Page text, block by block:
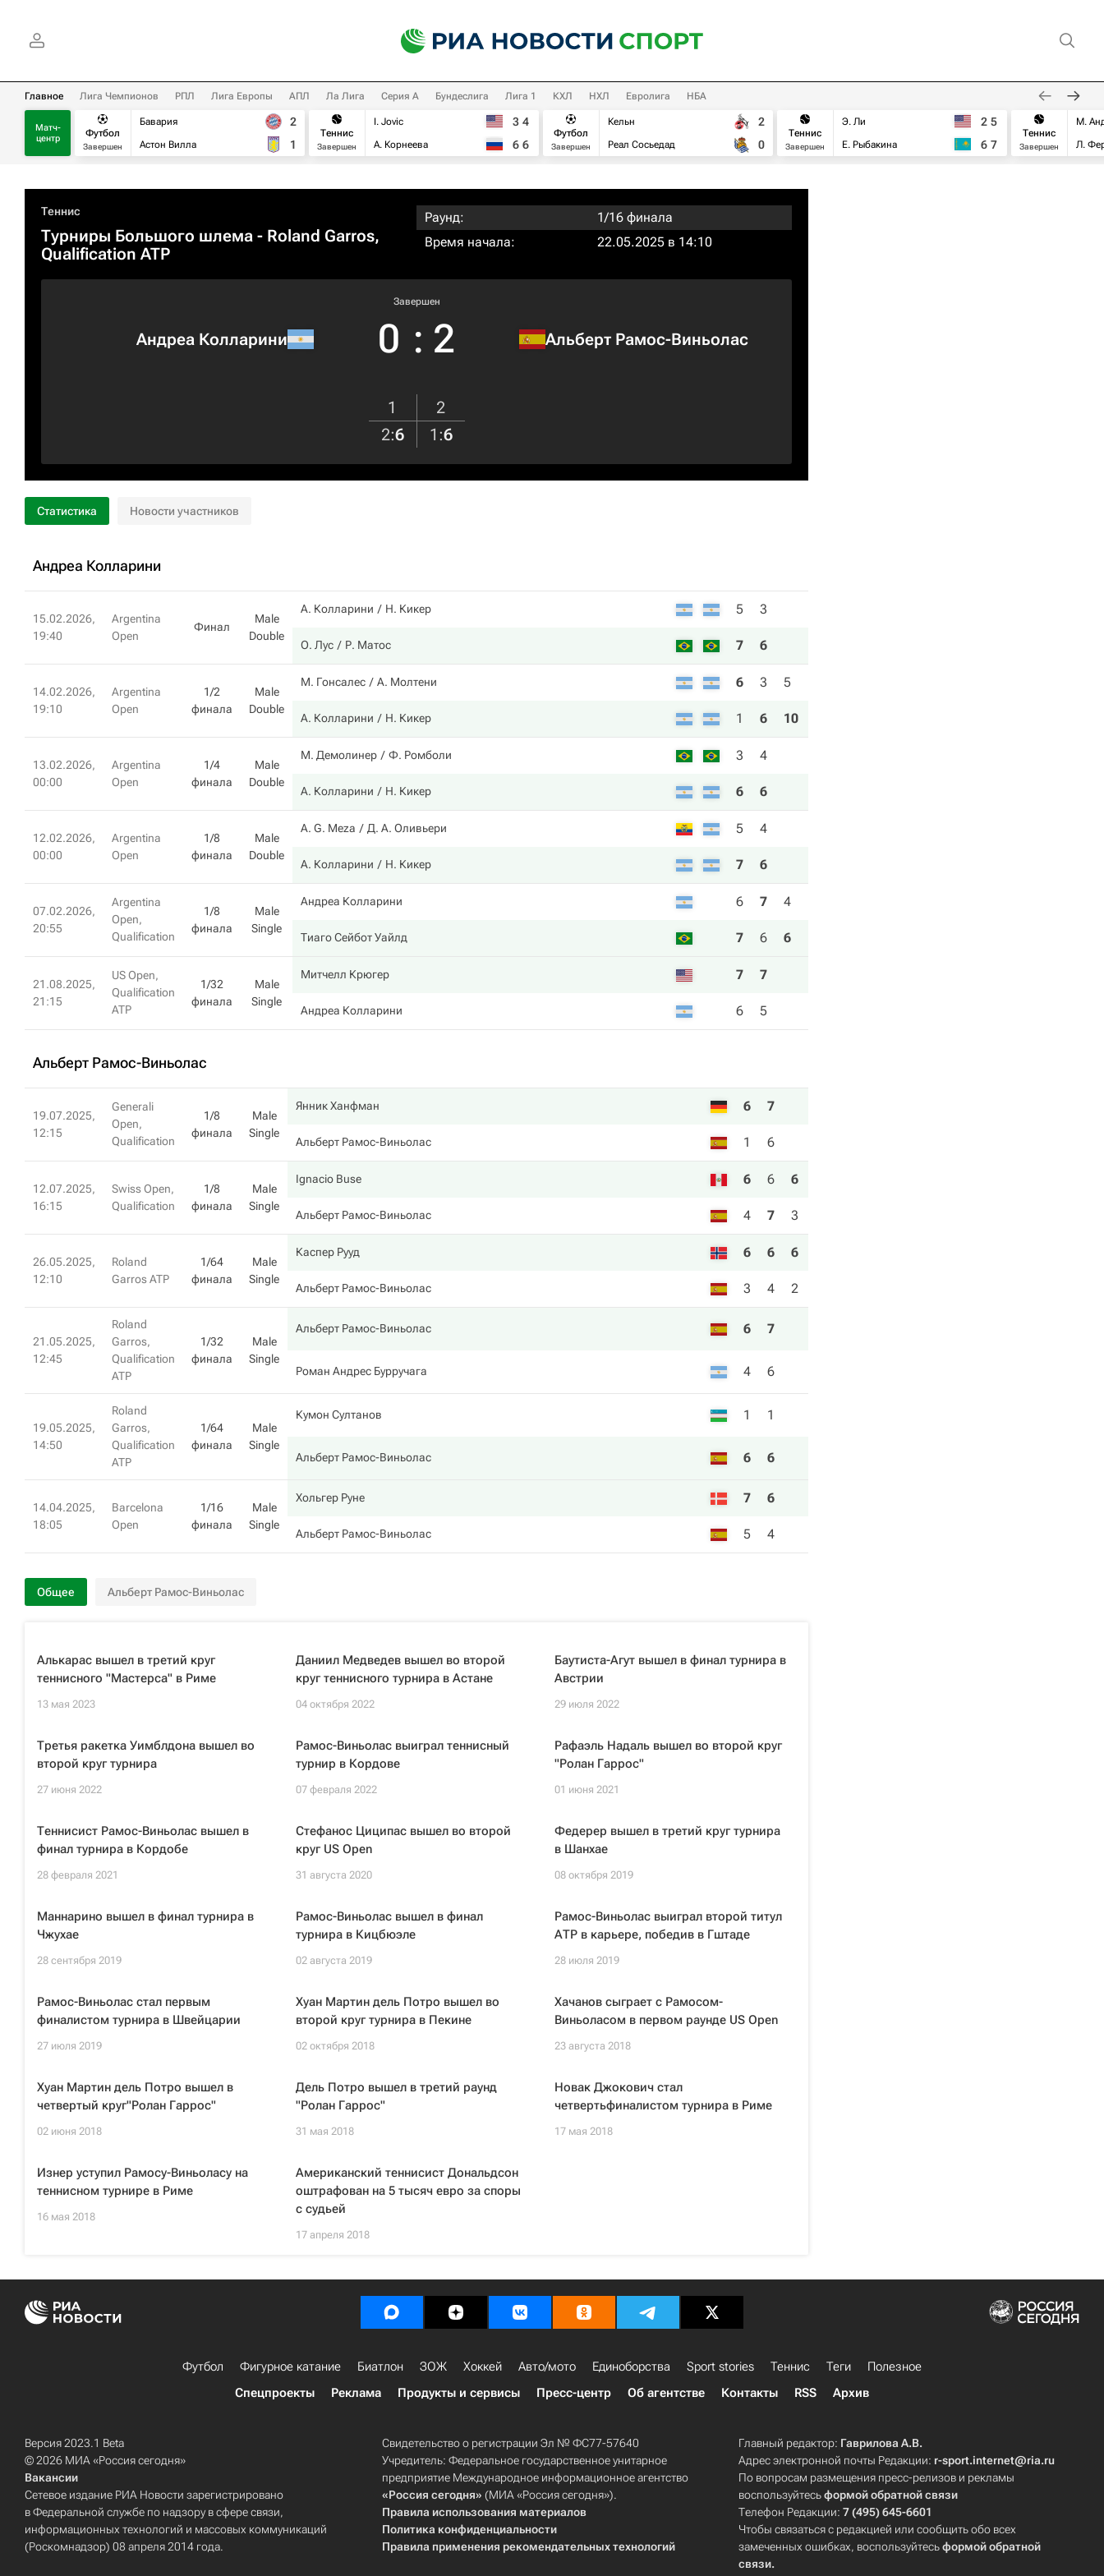
Главное Лига Чемпионов РПЛ Лига Европы АПЛ Ла Лига Серия А Бундеслига Лига 1 КХЛ НХЛ Евролига НБА
Матч-
центр
Футбол
Завершен
Бавария
Астон Вилла
2
1
Теннис
Завершен
I. Jovic
А. Корнеева
3 4
6 6
Футбол
Завершен
Кельн
Реал Сосьедад
2
0
Теннис
Завершен
Э. Ли
Е. Рыбакина
2 5
6 7
Теннис
Завершен
М.
Л.
Теннис
Турниры Большого шлема - Roland Garros,
Qualification ATP
Раунд:
1/16 финала
Время начала:
22.05.2025 в 14:10
Андреа Колларини
Завершен
0 : 2 Альберт Рамос-Виньолас
1
2
2:6 1 :6
Статистика Новости участников
Андреа Колларини
15.02.2026,
19:40
Argentina
Open
Финал
Male
Double
А. Колларини Н. Кикер 5 3
О. Лус Р. Матос 7 6
14.02.2026,
19:10
Argentina
Open
1/2
финала
Male
Double
М. Гонсалес А. Молтени 6 3 5
А. Колларини Н. Кикер 1 6 10
13.02.2026,
00:00
Argentina
Open
1/4
финала
Male
Double
М. Демолинер Ф. Ромболи 3 4
А. Колларини Н. Кикер 6 6
12.02.2026,
00:00
Argentina
Open
1/8
финала
Male
Double
A. G. Meza Д. А. Оливьери 5 4
А. Колларини Н. Кикер 7 6
07.02.2026,
20:55
Argentina
Open,
Qualification
1/8
финала
Male
Single
Андреа Колларини 6 7 4
Тиаго Сейбот Уайлд 7 6 6
21.08.2025,
21:15
US Open,
Qualification
ATP
1/32
финала
Male
Single
Митчелл Крюгер 7 7
Андреа Колларини 6 5
Альберт Рамос-Виньолас
19.07.2025,
12:15
Generali
Open,
Qualification
1/8
финала
Male
Single
Янник Ханфман 6 7
Альберт Рамос-Виньолас 1 6
12.07.2025,
16:15
Swiss Open,
Qualification
1/8
финала
Male
Single
Ignacio Buse 6 6 6
Альберт Рамос-Виньолас 4 7 3
26.05.2025,
12:10
Roland
Garros ATP
1/64
финала
Male
Single
Каспер Рууд 6 6 6
Альберт Рамос-Виньолас 3 4 2
21.05.2025,
12:45
Roland
Garros,
Qualification
ATP
1/32
финала
Male
Single
Альберт Рамос-Виньолас 6 7
Роман Андрес Бурручага 4 6
19.05.2025,
14:50
Roland
Garros,
Qualification
ATP
1/64
финала
Male
Single
Кумон Султанов 1 1
Альберт Рамос-Виньолас 6 6
14.04.2025,
18:05
Barcelona
Open
1/16
финала
Male
Single
Хольгер Руне 7 6
Альберт Рамос-Виньолас 5 4
Общее Альберт Рамос-Виньолас
Алькарас вышел в третий круг
теннисного "Мастерса" в Риме
13 мая 2023
Даниил Медведев вышел во второй
круг теннисного турнира в Астане
04 октября 2022
Баутиста-Агут вышел в финал турнира в
Австрии
29 июля 2022
Третья ракетка Уимблдона вышел во
второй круг турнира
27 июня 2022
Рамос-Виньолас выиграл теннисный
турнир в Кордове
07 февраля 2022
Рафаэль Надаль вышел во второй круг
"Ролан Гаррос"
01 июня 2021
Теннисист Рамос-Виньолас вышел в
финал турнира в Кордобе
28 февраля 2021
Стефанос Циципас вышел во второй
круг US Open
31 августа 2020
Федерер вышел в третий круг турнира
в Шанхае
08 октября 2019
Маннарино вышел в финал турнира в
Чжухае
28 сентября 2019
Рамос-Виньолас вышел в финал
турнира в Кицбюэле
02 августа 2019
Рамос-Виньолас выиграл второй титул
АТР в карьере, победив в Гштаде
28 июля 2019
Рамос-Виньолас стал первым
финалистом турнира в Швейцарии
27 июля 2019
Хуан Мартин дель Потро вышел во
второй круг турнира в Пекине
02 октября 2018
Хачанов сыграет с Рамосом-
Виньоласом в первом раунде US Open
23 августа 2018
Хуан Мартин дель Потро вышел в
четвертый круг"Ролан Гаррос"
02 июня 2018
Дель Потро вышел в третий раунд
"Ролан Гаррос"
31 мая 2018
Новак Джокович стал
четвертьфиналистом турнира в Риме
17 мая 2018
Изнер уступил Рамосу-Виньоласу на
теннисном турнире в Риме
16 мая 2018
Американский теннисист Дональдсон
оштрафован на 5 тысяч евро за споры
с судьей
17 апреля 2018
Футбол Фигурное катание Биатлон ЗОЖ Хоккей Авто/мото Единоборства Sport stories Теннис Теги
Полезное
Спецпроекты
Реклама Продукты и сервисы Пресс-центр Об агентстве Контакты RSS Архив
Версия 2023.1 Beta
© 2026 МИА «Россия сегодня»
Вакансии
Сетевое издание РИА Новости зарегистрировано
в Федеральной службе по надзору в сфере связи,
информационных технологий и массовых коммуникаций
(Роскомнадзор) 08 апреля 2014 года.
Свидетельство о регистрации Эл № ФС77-57640
Учредитель: Федеральное государственное унитарное
предприятие Международное информационное агентство
«Россия сегодня» (МИА «Россия сегодня»).
Правила использования материалов
Политика конфиденциальности
Правила применения рекомендательных технологий
Главный редактор: Гаврилова А.В.
Адрес электронной почты Редакции: r-sport.internet@ria.ru
По вопросам размещения пресс-релизов и рекламы
воспользуйтесьформой обратной связи
Телефон Редакции:7 (495) 645-6601
Чтобы связаться с редакцией или сообщить обо всех
замеченных ошибках, воспользуйтесьформой обратной
связи.